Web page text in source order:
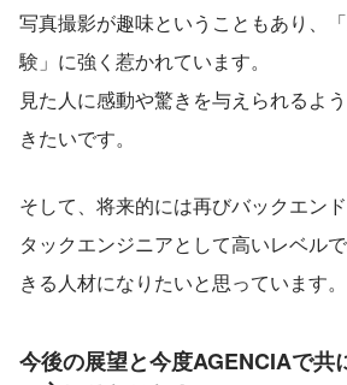
写真撮影が趣味ということもあり、
験」に強く惹かれています。
見た人に感動や驚きを与えられるよ
きたいです。
そして、将来的には再びバックエン
タックエンジニアとして高いレベル
きる人材になりたいと思っています。
今後の展望と今度AGENCIAで共